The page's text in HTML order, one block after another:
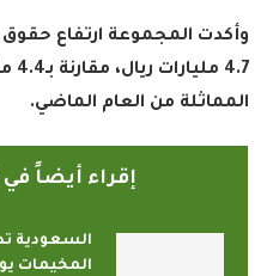
وأكدت المجموعة ارتفاع حقوق
المماثلة من العام الماضي.
إقراء أيضاً
السعودية
المخيمات